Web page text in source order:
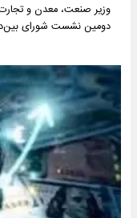
وزیر صنعت، معدن و
دومین نشست شورای